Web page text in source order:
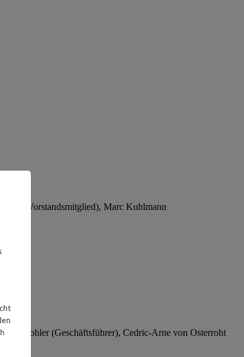
(Vorstandsmitglied), Marc Kuhlmann
Wohler (Geschäftsführer), Cedric-Arne von Osterroht